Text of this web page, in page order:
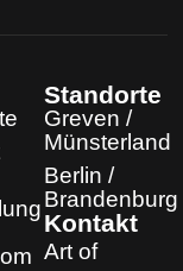
Standorte
Greven /
Münsterland
Berlin /
Brandenburg
Kontakt
Art of